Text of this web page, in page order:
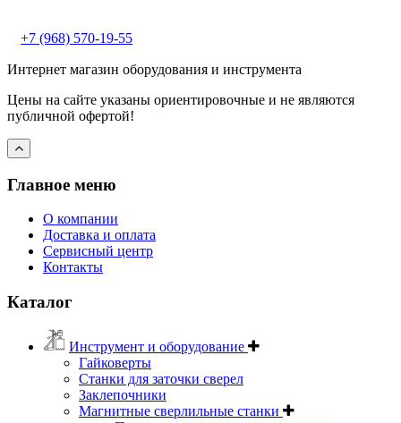
+7 (968) 570-19-55
Интернет магазин оборудования и инструмента
Цены на сайте указаны ориентировочные и не являются
публичной офертой!
Главное меню
О компании
Доставка и оплата
Сервисный центр
Контакты
Каталог
Инструмент и оборудование
Гайковерты
Станки для заточки сверел
Заклепочники
Магнитные сверлильные станки